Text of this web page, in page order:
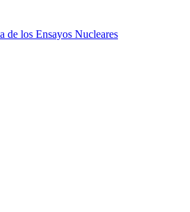
de los Ensayos Nucleares